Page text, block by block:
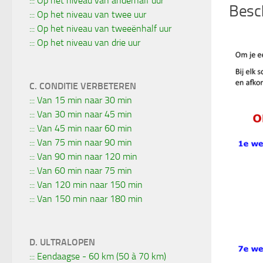
::: Op het niveau van twee uur
::: Op het niveau van tweeënhalf uur
::: Op het niveau van drie uur
C. CONDITIE VERBETEREN
::: Van 15 min naar 30 min
::: Van 30 min naar 45 min
::: Van 45 min naar 60 min
::: Van 75 min naar 90 min
::: Van 90 min naar 120 min
::: Van 60 min naar 75 min
::: Van 120 min naar 150 min
::: Van 150 min naar 180 min
D. ULTRALOPEN
::: Eendaagse - 60 km (50 à 70 km)